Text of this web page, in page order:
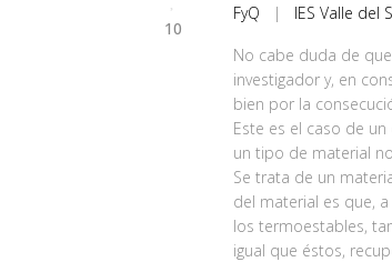
10
FyQ | IES Valle del
No cabe duda de
investigador y, en
bien por la
Este es el caso de
un tipo de material
Se trata de un
del material es que,
los termoestables,
igual que éstos,